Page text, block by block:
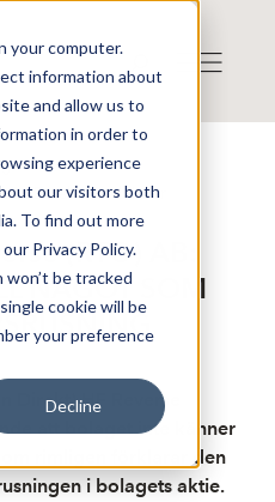
your computer.
information about
and allow us to
in order to
experience
our visitors both
To find out more
Privacy Policy.
be tracked
cookie will be
your preference
Decline
DirektDisclaimer
(RTO) AB:
NÅGOT SOM
Direkt) HF Reverse
att bolaget inte känner
rimligen förklarar den
i bolagets aktie.